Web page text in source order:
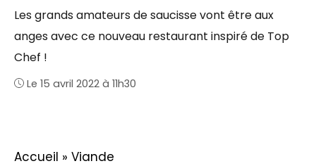
Les grands amateurs de saucisse vont être aux
anges avec ce nouveau restaurant inspiré de Top
Chef !
Le 15 avril 2022 à 11h30
Accueil » Viande